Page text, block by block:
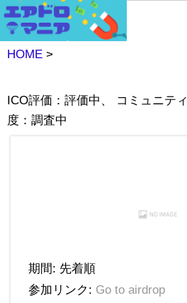
HOME >
ICO評価：評価中、 コミュニテ
度：調査中
期間: 先着順
参加リンク: Go to airdrop